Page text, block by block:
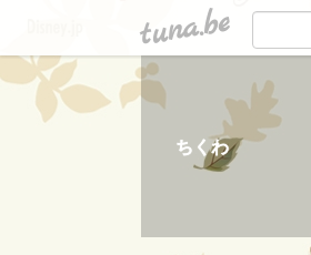
tuna.be
ちくわ